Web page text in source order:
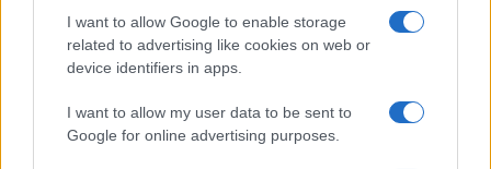
I want to allow Google to enable storage
related to advertising like cookies on web or
device identifiers in apps.
I want to allow my user data to be sent to
Google for online advertising purposes.
NOWOŚCI I PREMIERY
ZDJĘĆ
TESTY